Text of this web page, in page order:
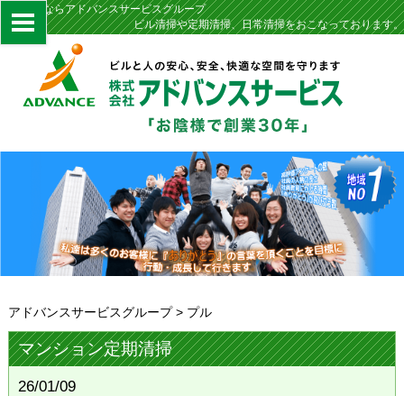
定期清掃ならアドバンスサービスグループ
ビル清掃や定期清掃、日常清掃をおこなっております。
アドバンスサービスグループ> プル
マンション定期清掃
26/01/09